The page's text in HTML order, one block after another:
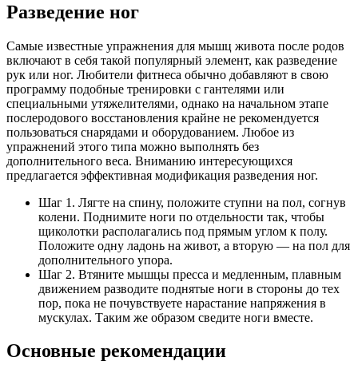
Разведение ног
Самые известные упражнения для мышц живота после родов
включают в себя такой популярный элемент, как разведение
рук или ног. Любители фитнеса обычно добавляют в свою
программу подобные тренировки с гантелями или
специальными утяжелителями, однако на начальном этапе
послеродового восстановления крайне не рекомендуется
пользоваться снарядами и оборудованием. Любое из
упражнений этого типа можно выполнять без
дополнительного веса. Вниманию интересующихся
предлагается эффективная модификация разведения ног.
Шаг 1. Лягте на спину, положите ступни на пол, согнув
колени. Поднимите ноги по отдельности так, чтобы
щиколотки располагались под прямым углом к полу.
Положите одну ладонь на живот, а вторую — на пол для
дополнительного упора.
Шаг 2. Втяните мышцы пресса и медленным, плавным
движением разводите поднятые ноги в стороны до тех
пор, пока не почувствуете нарастание напряжения в
мускулах. Таким же образом сведите ноги вместе.
Основные рекомендации